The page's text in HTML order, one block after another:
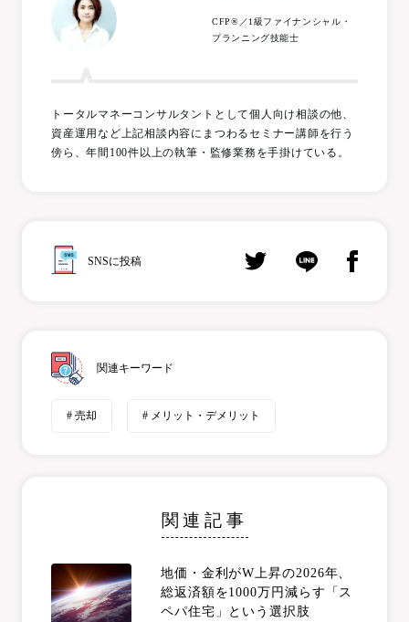
CFP®／1級ファイナンシャル・
プランニング技能士
トータルマネーコンサルタントとして個人向け相談の他、
資産運用など上記相談内容にまつわるセミナー講師を行う
傍ら、年間100件以上の執筆・監修業務を手掛けている。
SNSに投稿
関連キーワード
# 売却 # メリット・デメリット
関連記事
地価・金利がW上昇の2026年、
総返済額を1000万円減らす「ス
ペパ住宅」という選択肢